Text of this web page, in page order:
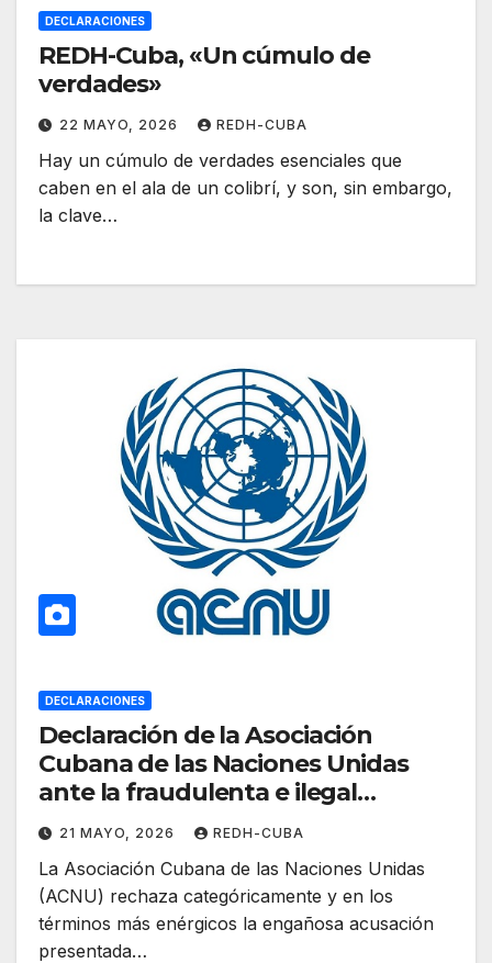
DECLARACIONES
REDH-Cuba, «Un cúmulo de
verdades»
22 MAYO, 2026 REDH-CUBA
Hay un cúmulo de verdades esenciales que
caben en el ala de un colibrí, y son, sin embargo,
la clave…
DECLARACIONES
Declaración de la Asociación
Cubana de las Naciones Unidas
ante la fraudulenta e ilegal
acusación presentada por el
departamento de justicia de
Estados Unidos contra el líder de
la Revolución cubana, General de
Ejército, Raúl Castro Ruz
21 MAYO, 2026 REDH-CUBA
La Asociación Cubana de las Naciones Unidas
(ACNU) rechaza categóricamente y en los
términos más enérgicos la engañosa acusación
presentada…